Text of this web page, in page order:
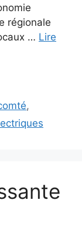
régionale
… Lire
,